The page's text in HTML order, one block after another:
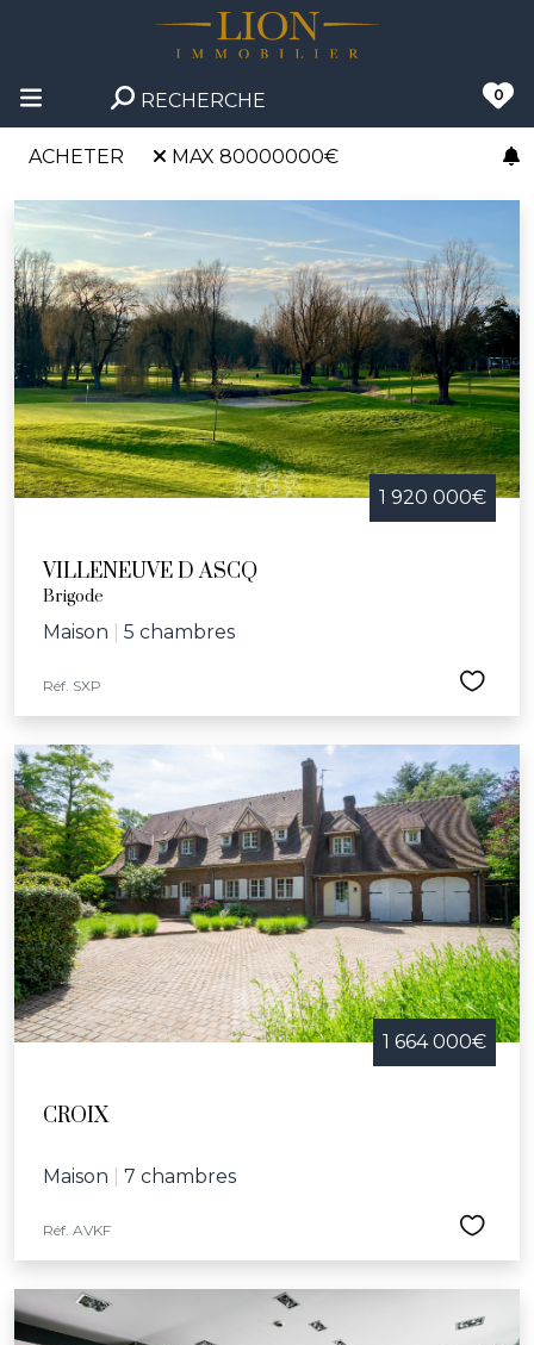
RECHERCHE 0
ACHETER MAX 80000000€
1 920 000€
VILLENEUVE D ASCQ
Brigode
Maison 5 chambres
Réf. SXP
1 664 000€
CROIX
Maison 7 chambres
Réf. AVKF